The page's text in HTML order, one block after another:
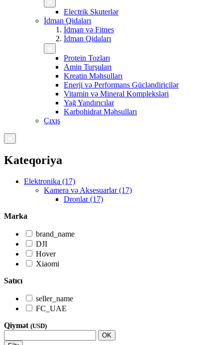
Electrik Skuterlər
İdman Qidaları
İdman və Fitnes
İdman Qidaları
Protein Tozları
Amin Turşuları
Kreatin Məhsulları
Enerji və Performans Gücləndiricilər
Vitamin və Mineral Kompleksləri
Yağ Yandırıcılar
Karbohidrat Məhsulları
Çıxış
Kateqoriya
Elektronika (17)
Kamera və Aksesuarlar (17)
Dronlar (17)
Marka
brand_name
DJI
Hover
Xiaomi
Satıcı
seller_name
FC_UAE
Qiymət (USD)
OK